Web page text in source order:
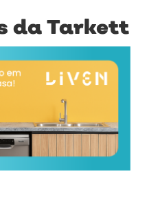
da Tarkett